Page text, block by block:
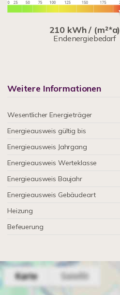
210 kWh / (m²*a)
Endenergiebedarf
Weitere Informationen
Wesentlicher Energieträger
Energieausweis gültig bis
Energieausweis Jahrgang
Energieausweis Werteklasse
Energieausweis Baujahr
Energieausweis Gebäudeart
Heizung
Befeuerung